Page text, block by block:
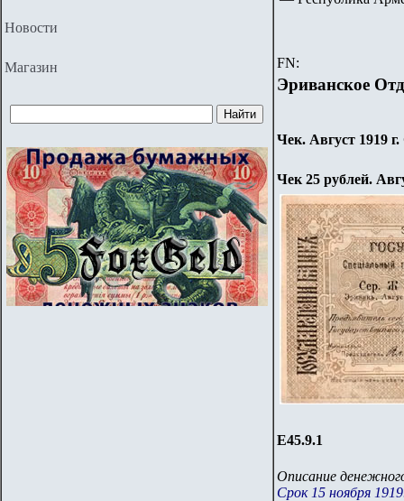
Новости
Магазин FN:
Эриванское
Чек. Август 1919
Чек 25 рублей.
Е45.9.1
Описание
Срок 15 ноября